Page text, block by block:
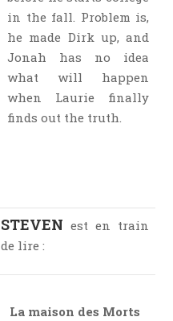
in the fall. Problem is,
he made Dirk up, and
Jonah has no idea
what will happen
when Laurie finally
finds out the truth.
STEVEN est en train
de lire :
La maison des Morts